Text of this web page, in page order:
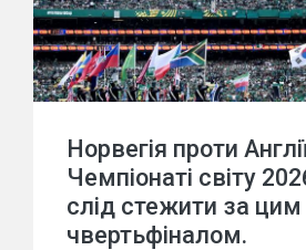
Норвегія проти
Чемпіонаті світу
слід стежити за
чвертьфіналом.